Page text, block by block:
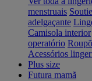
menstruais
adelgaçante
Camisola interior
operatório
Acessórios
Plus size
Futura mamã